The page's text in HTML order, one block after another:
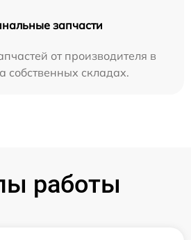
запчасти
от производителя в
собственных складах.
работы